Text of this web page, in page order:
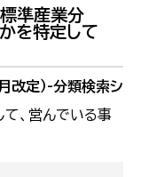
準産業分
を特定して
改定）-分類検索シ
て、営んでいる事